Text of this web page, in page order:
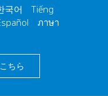
어 Tiếng
ภาษา
ちら